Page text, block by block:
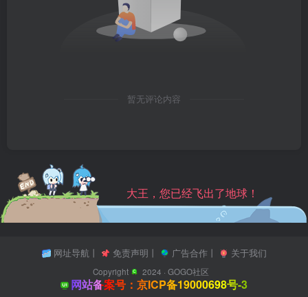
暂无评论内容
大王，您已经飞出了地球！
网址导航 丨 免责声明 丨 广告合作丨 关于我们
Copyright 2024 ·GOGO社区
网站备案号：京ICP备19000698号-3